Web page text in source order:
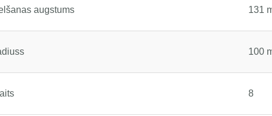
augstums 131
100
8